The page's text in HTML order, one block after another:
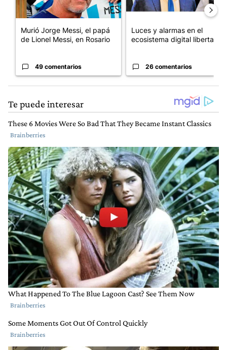
Murió Jorge Messi, el papá
de Lionel Messi, en Rosario
49 comentarios
Luces y alarmas en el
ecosistema digital libertario
26 comentarios